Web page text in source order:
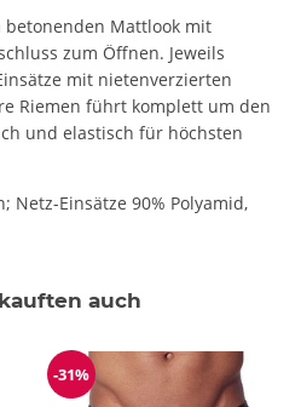
betonenden Mattlook mit
zum Öffnen. Jeweils
mit nietenverzierten
Riemen führt komplett um den
und elastisch für höchsten
Netz-Einsätze 90% Polyamid,
kauften auch
Reduzierung
-31%